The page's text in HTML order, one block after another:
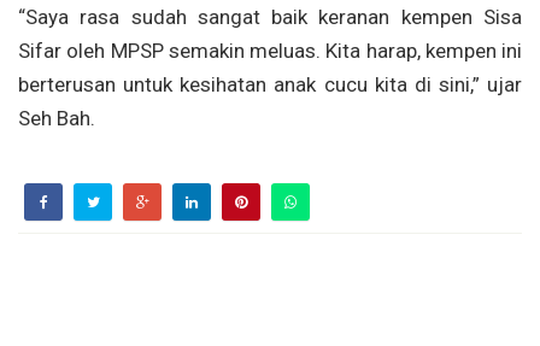
“Saya rasa sudah sangat baik keranan kempen Sisa
Sifar oleh MPSP semakin meluas. Kita harap, kempen ini
berterusan untuk kesihatan anak cucu kita di sini,” ujar
Seh Bah.